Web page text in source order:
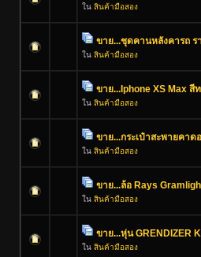
ใน สินค้ามือสอง
ขาย...ชุดคานหลังคารถ ร
ใน สินค้ามือสอง
ขาย...Iphone XS Max สี
ใน สินค้ามือสอง
ขาย...กระเป๋าสะพายคา
ใน สินค้ามือสอง
ขาย...ล้อ Rays
ใน สินค้ามือสอง
ขาย...หุ่น GRENDIZER
ใน สินค้ามือสอง